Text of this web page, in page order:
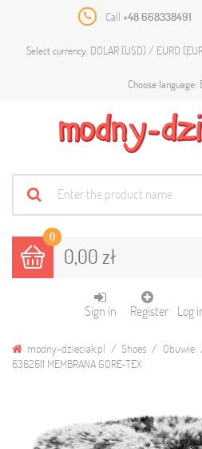
Call +48 668338491
Select currency: DOLAR (USD) EURO
Choose language:
0
0,00 zł
Sign in Register Log
modny-dzieciak.pl Shoes Obuwie
6362611 MEMBRANA GORE-TEX